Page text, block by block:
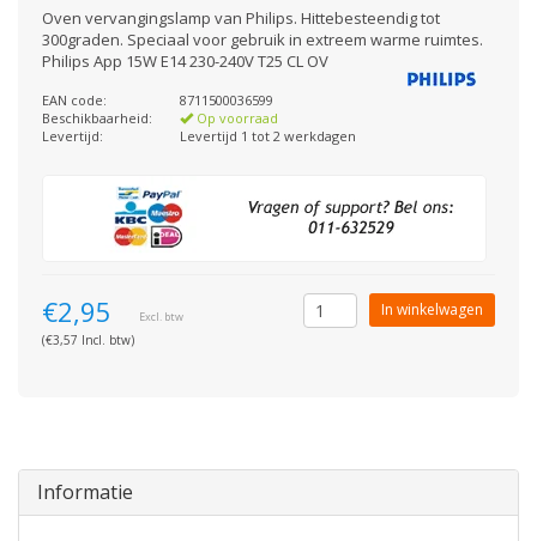
Oven vervangingslamp van Philips. Hittebesteendig tot
300graden. Speciaal voor gebruik in extreem warme ruimtes.
Philips App 15W E14 230-240V T25 CL OV
EAN code:
8711500036599
Beschikbaarheid:
Op voorraad
Levertijd:
Levertijd 1 tot 2 werkdagen
€2,95 Excl. btw
(€3,57 Incl. btw)
In winkelwagen
Informatie